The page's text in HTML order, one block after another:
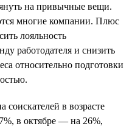
на привычные вещи.
многие компании. Плюс
лояльность
работодателя и снизить
относительно подготовки
соискателей в возрасте
в октябре — на 26%,